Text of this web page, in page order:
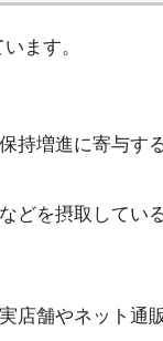
ます。
持増進に寄与す
どを摂取してい
店舗やネット通